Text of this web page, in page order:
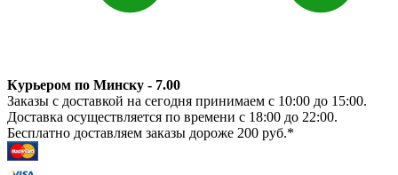
Курьером по Минску - 7.00
Заказы с доставкой на сегодня принимаем с 10:00 до 15:00.
Доставка осуществляется по времени с 18:00 до 22:00.
Бесплатно доставляем заказы дороже 200 руб.*